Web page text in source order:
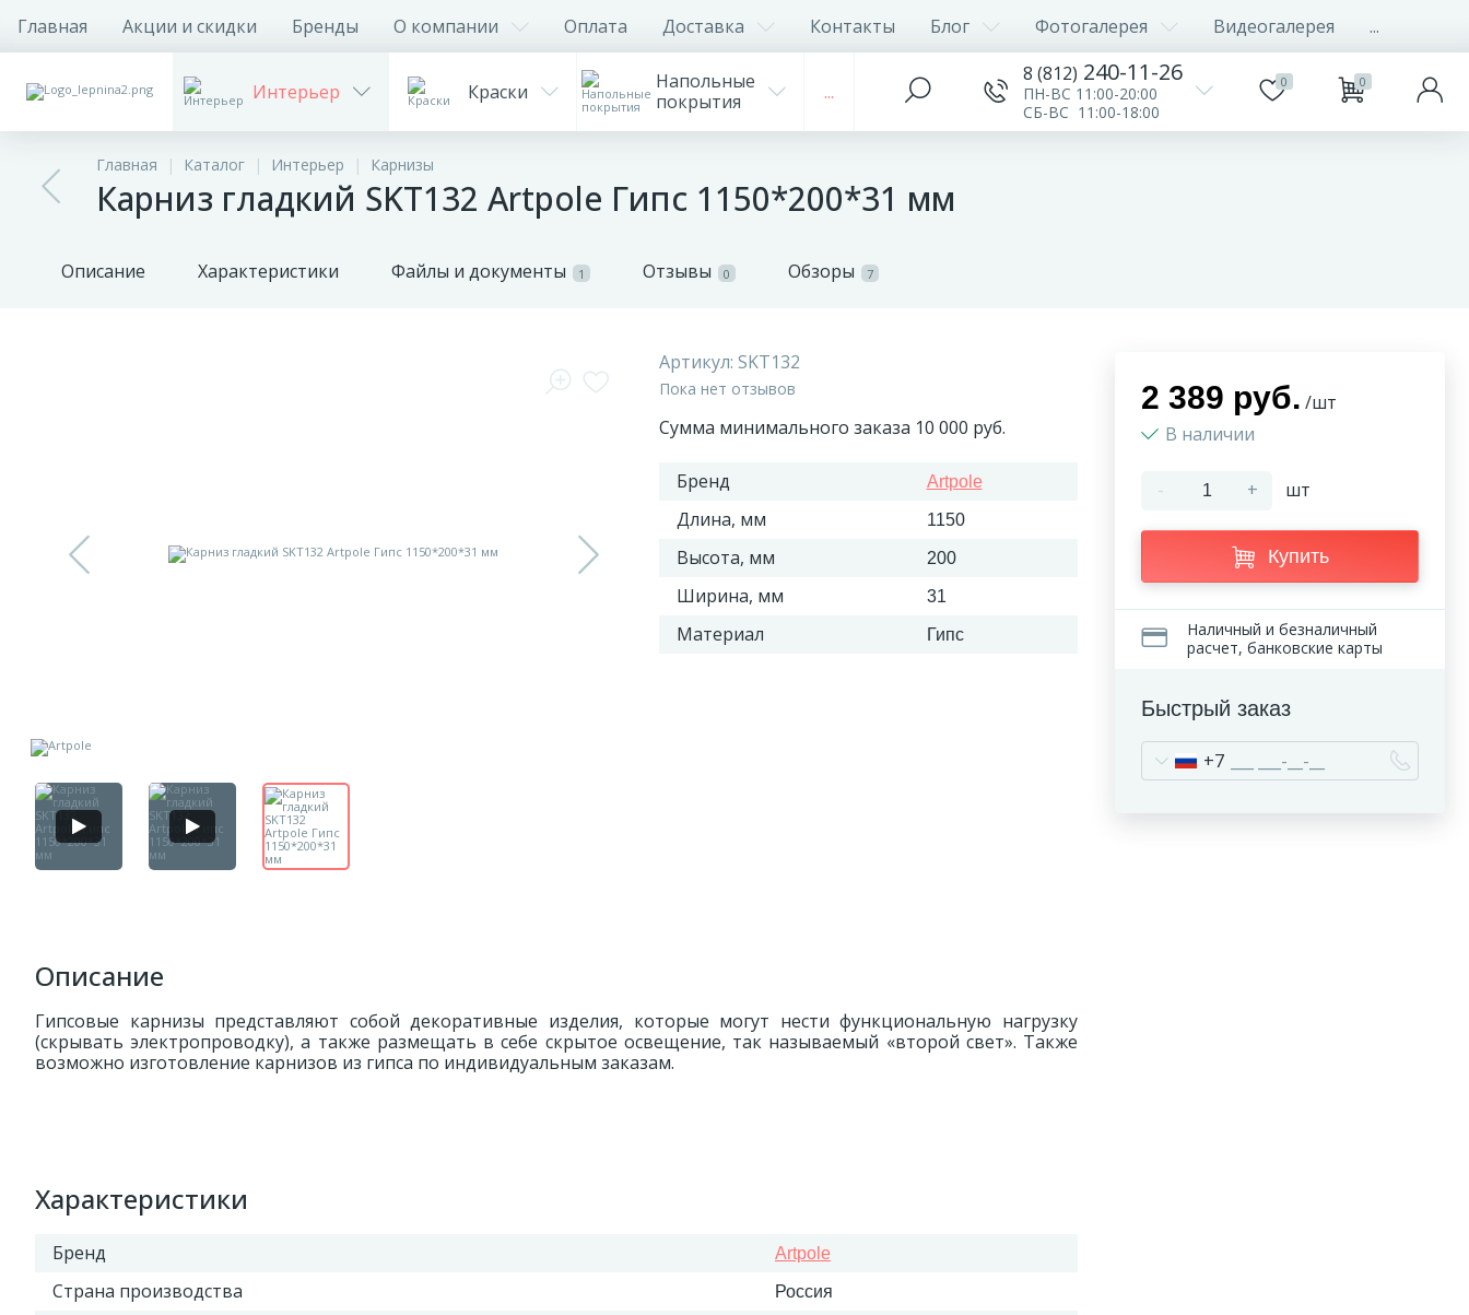
Главная Акции и скидки Бренды О компании Оплата Доставка Контакты Блог Фотогалерея Видеогалерея ...
Интерьер Краски
Напольные
покрытия
...
8 (812) 240-11-26
ПН-ВС 11:00-20:00
СБ-ВС 11:00-18:00
0 0
Главная Каталог Интерьер Карнизы
Карниз гладкий SKT132 Artpole Гипс 1150*200*31 мм
Описание Характеристики Файлы и документы 1 Отзывы 0 Обзоры 7
Артикул: SKT132
Пока нет отзывов
Сумма минимального заказа 10 000 руб.
Бренд Artpole
Длина, мм 1150
Высота, мм 200
Ширина, мм 31
Материал Гипс
Описание
Гипсовые карнизы представляют собой декоративные изделия, которые могут нести функциональную нагрузку
(скрывать электропроводку), а также размещать в себе скрытое освещение, так называемый «второй свет». Также
возможно изготовление карнизов из гипса по индивидуальным заказам.
Характеристики
Бренд Artpole
Страна производства Россия
2 389 руб. /шт
В наличии
- + шт
Купить
Наличный и безналичный
расчет, банковские карты
Быстрый заказ
+7